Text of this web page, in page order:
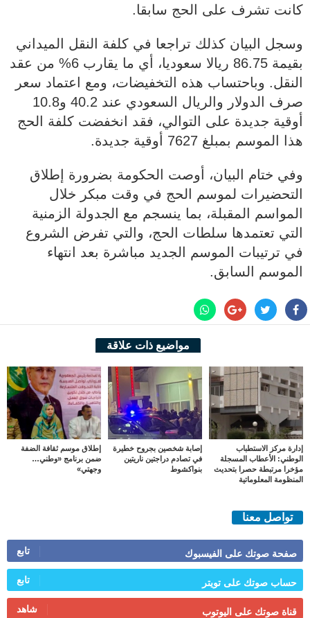
كانت تشرف على الحج سابقا.
وسجل البيان كذلك تراجعا في كلفة النقل الميداني
بقيمة 86.75 ريالا سعوديا، أي ما يقارب 6% من عقد
النقل. وباحتساب هذه التخفيضات، ومع اعتماد سعر
صرف الدولار والريال السعودي عند 40.2 و10.8
أوقية جديدة على التوالي، فقد انخفضت كلفة الحج
هذا الموسم بمبلغ 7627 أوقية جديدة.
وفي ختام البيان، أوصت الحكومة بضرورة إطلاق
التحضيرات لموسم الحج في وقت مبكر خلال
المواسم المقبلة، بما ينسجم مع الجدولة الزمنية
التي تعتمدها سلطات الحج، والتي تفرض الشروع
في ترتيبات الموسم الجديد مباشرة بعد انتهاء
الموسم السابق.
مواضيع ذات علاقة
إدارة مركز الاستطباب
الوطني: الأعطاب المسجلة
مؤخرا مرتبطة حصرا بتحديث
المنظومة المعلوماتية
إصابة شخصين بجروح خطيرة
في تصادم دراجتين ناريتين
بنواكشوط
إطلاق موسم ثقافة الضفة
ضمن برنامج «وطني…
وجهتي»
تواصل معنا
صفحة صوتك على الفيسبوك تابع
حساب صوتك على تويتر تابع
قناة صوتك على اليوتوب شاهد